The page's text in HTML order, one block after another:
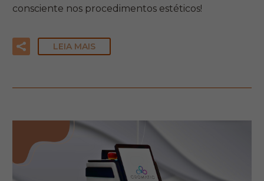
consciente nos procedimentos estéticos!
LEIA MAIS